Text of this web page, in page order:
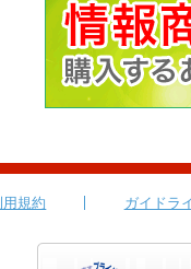
用規約 ガイドラ